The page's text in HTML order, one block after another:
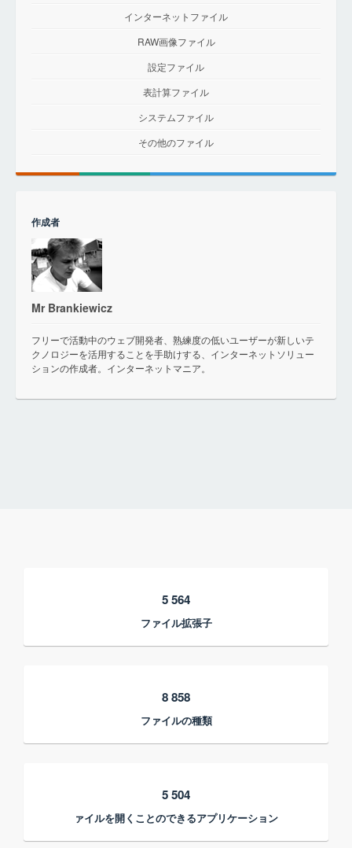
インターネットファイル
RAW画像ファイル
設定ファイル
表計算ファイル
システムファイル
その他のファイル
作成者
Mr Brankiewicz
フリーで活動中のウェブ開発者、熟練度の低いユーザーが新しいテ
クノロジーを活用することを手助けする、インターネットソリュー
ションの作成者。インターネットマニア。
5 564
ファイル拡張子
8 858
ファイルの種類
5 504
ァイルを開くことのできるアプリケーション